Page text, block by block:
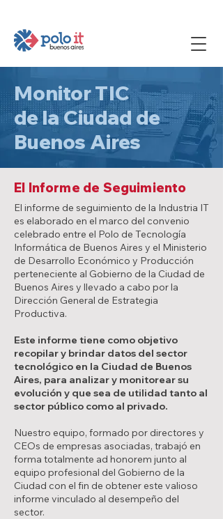
Monitor TIC
de la Ciudad de
Buenos Aires
El Informe de Seguimiento
El informe de seguimiento de la Industria IT
es elaborado en el marco del convenio
celebrado entre el Polo de Tecnología
Informática de Buenos Aires y el Ministerio
de Desarrollo Económico y Producción
perteneciente al Gobierno de la Ciudad de
Buenos Aires y llevado a cabo por la
Dirección General de Estrategia
Productiva.
Este informe tiene como objetivo
recopilar y brindar datos del sector
tecnológico en la Ciudad de Buenos
Aires, para analizar y monitorear su
evolución y que sea de utilidad tanto al
sector público como al privado.
Nuestro equipo, formado por directores y
CEOs de empresas asociadas, trabajó en
forma totalmente ad honorem junto al
equipo profesional del Gobierno de la
Ciudad con el fin de obtener este valioso
informe vinculado al desempeño del
sector.